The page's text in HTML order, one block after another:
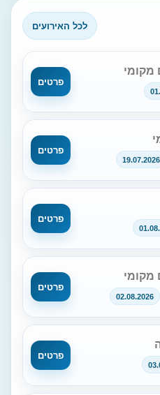
לכל האירועים
מקומי
פרטים
19.07.2026
פרטים
פרטים
מקומי
02.08.2026
פרטים
פרטים